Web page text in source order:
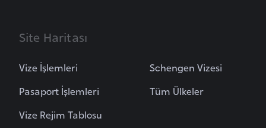
Site Haritası
Vize İşlemleri
Pasaport İşlemleri
Vize Rejim Tablosu
Schengen Vizesi
Tüm Ülkeler
n
n
o